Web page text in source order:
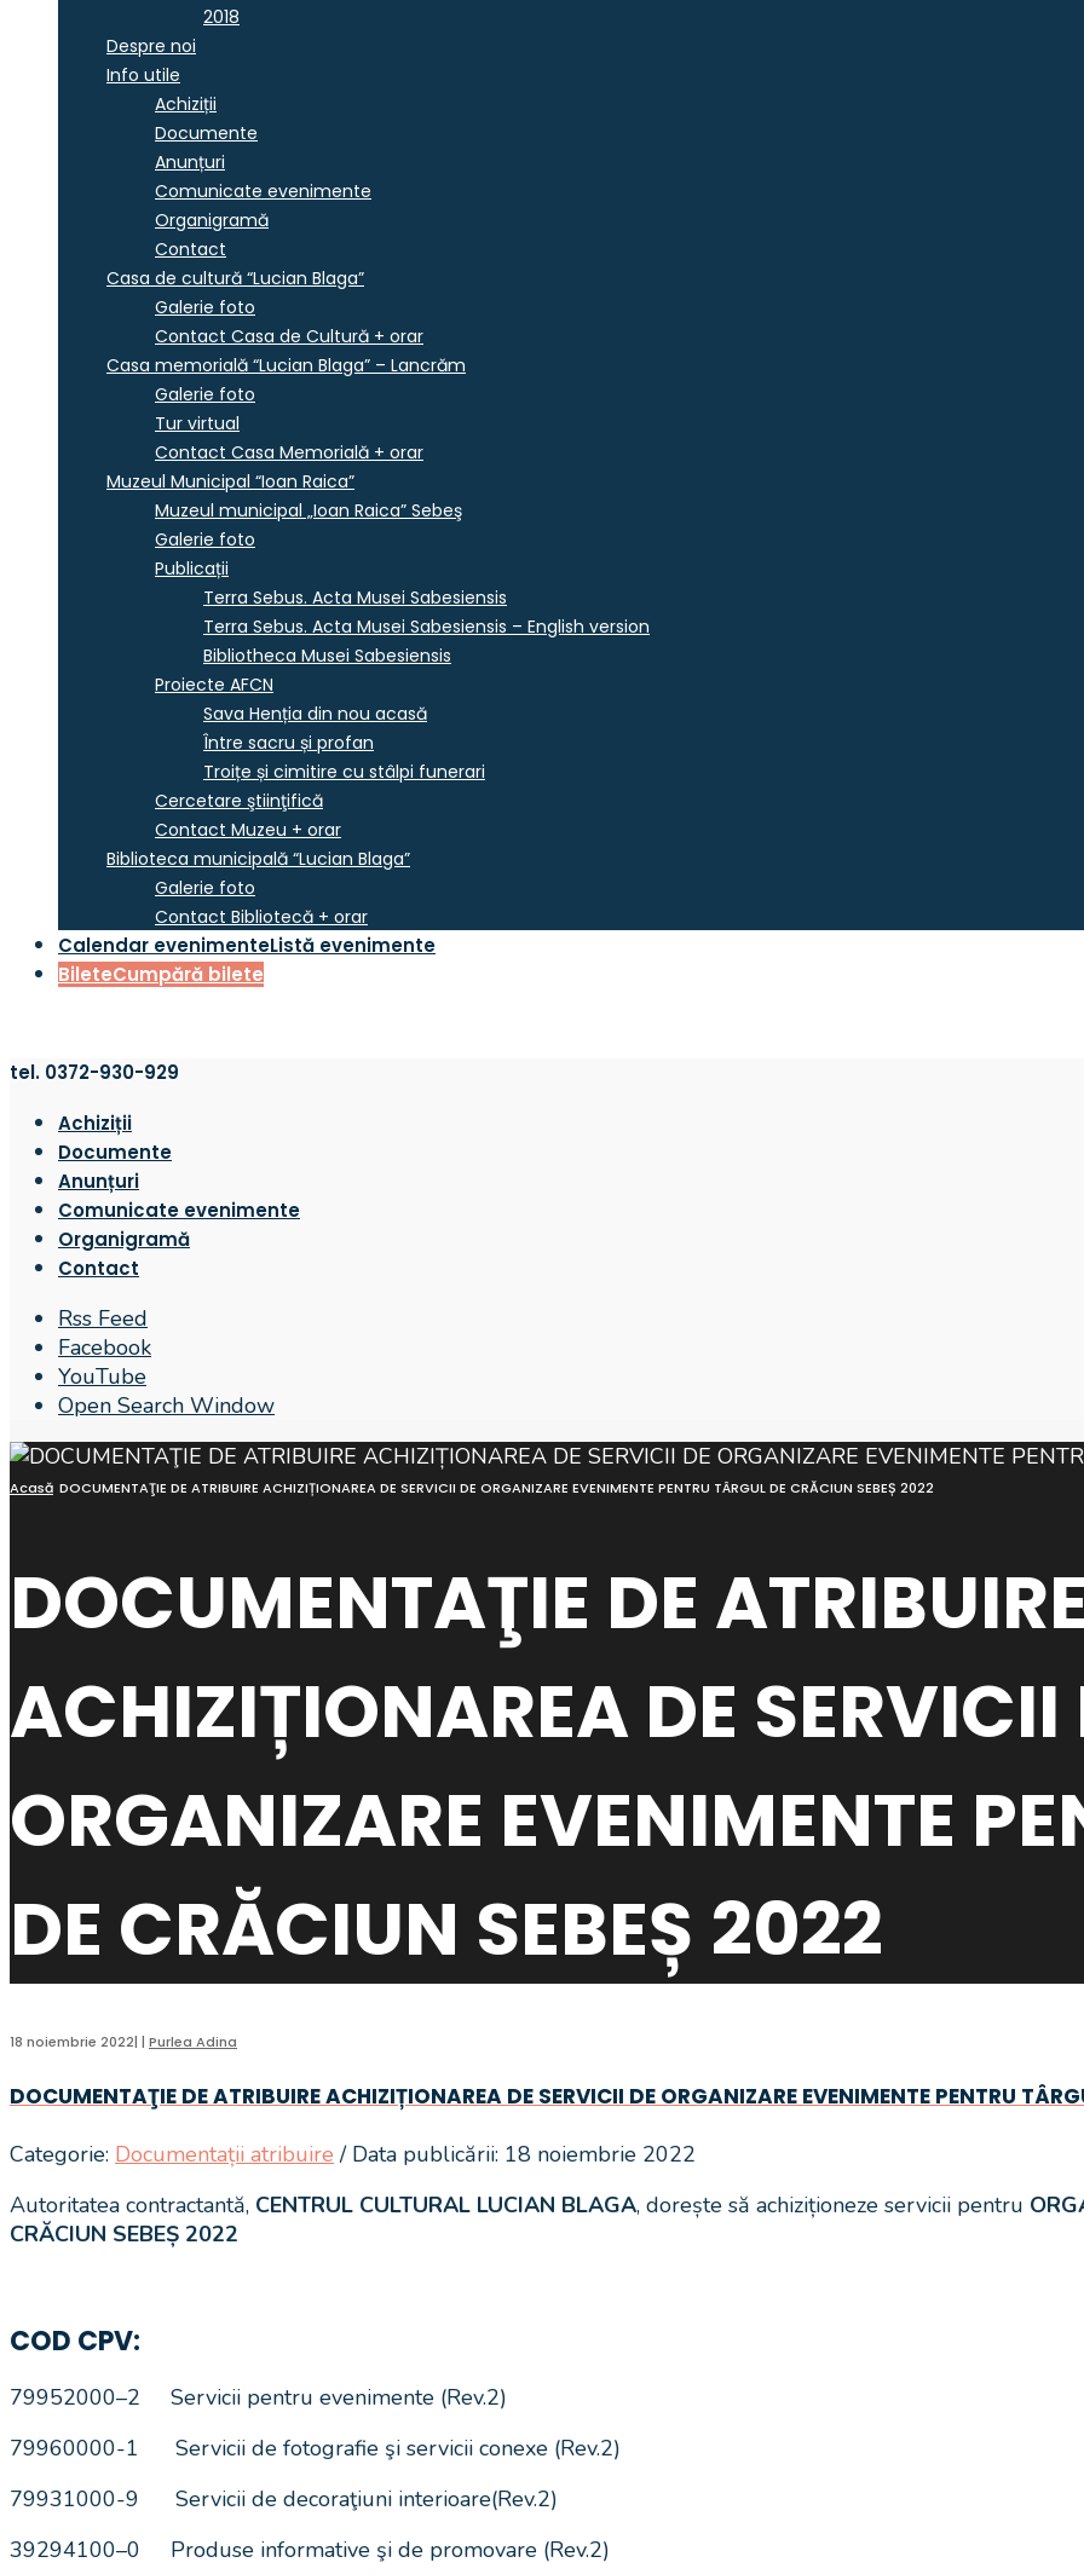
2018
Despre noi
Info utile
Achiziții
Documente
Anunțuri
Comunicate evenimente
Organigramă
Contact
Casa de cultură “Lucian Blaga”
Galerie foto
Contact Casa de Cultură + orar
Casa memorială “Lucian Blaga” – Lancrăm
Galerie foto
Tur virtual
Contact Casa Memorială + orar
Muzeul Municipal “Ioan Raica”
Muzeul municipal „Ioan Raica” Sebeş
Galerie foto
Publicații
Terra Sebus. Acta Musei Sabesiensis
Terra Sebus. Acta Musei Sabesiensis – English version
Bibliotheca Musei Sabesiensis
Proiecte AFCN
Sava Henția din nou acasă
Între sacru și profan
Troițe și cimitire cu stâlpi funerari
Cercetare ştiinţifică
Contact Muzeu + orar
Biblioteca municipală “Lucian Blaga”
Galerie foto
Contact Bibliotecă + orar
Calendar evenimenteListă evenimente
BileteCumpără bilete
tel. 0372-930-929
Achiziții
Documente
Anunțuri
Comunicate evenimente
Organigramă
Contact
Rss Feed
Facebook
YouTube
Open Search Window
Acasă DOCUMENTAŢIE DE ATRIBUIRE ACHIZIȚIONAREA DE SERVICII DE ORGANIZARE EVENIMENTE PENTRU TÂRGUL DE CRĂCIUN SEBEȘ 2022
DOCUMENTAŢIE DE
ACHIZIȚIONAREA DE SERVICII
ORGANIZARE EVENIMENTE
DE CRĂCIUN SEBEȘ 2022
18 noiembrie 2022| | Purlea Adina
DOCUMENTAŢIE DE ATRIBUIRE ACHIZIȚIONAREA DE SERVICII DE ORGANIZARE EVENIMENTE PENTRU
Categorie: Documentații atribuire / Data publicării: 18 noiembrie 2022
Autoritatea contractantă, CENTRUL CULTURAL LUCIAN BLAGA, dorește să achiziționeze servicii pentru
CRĂCIUN SEBEȘ 2022
COD CPV:
79952000–2 Servicii pentru evenimente (Rev.2)
79960000-1 Servicii de fotografie şi servicii conexe (Rev.2)
79931000-9 Servicii de decoraţiuni interioare(Rev.2)
39294100–0 Produse informative şi de promovare (Rev.2)